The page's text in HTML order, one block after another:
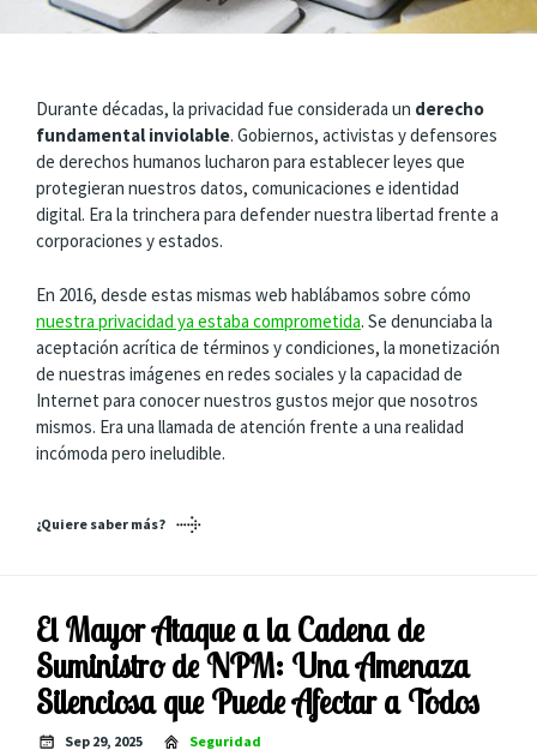
Durante décadas, la privacidad fue considerada un derecho
fundamental inviolable. Gobiernos, activistas y defensores
de derechos humanos lucharon para establecer leyes que
protegieran nuestros datos, comunicaciones e identidad
digital. Era la trinchera para defender nuestra libertad frente a
corporaciones y estados.
En 2016, desde estas mismas web hablábamos sobre cómo
nuestra privacidad ya estaba comprometida. Se denunciaba la
aceptación acrítica de términos y condiciones, la monetización
de nuestras imágenes en redes sociales y la capacidad de
Internet para conocer nuestros gustos mejor que nosotros
mismos. Era una llamada de atención frente a una realidad
incómoda pero ineludible.
¿Quiere saber más?
El Mayor Ataque a la Cadena de
Suministro de NPM: Una Amenaza
Silenciosa que Puede Afectar a Todos
Sep 29, 2025 Seguridad